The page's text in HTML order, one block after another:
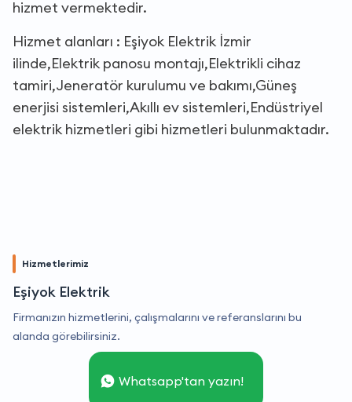
hizmet vermektedir.
Hizmet alanları : Eşiyok Elektrik İzmir
ilinde,Elektrik panosu montajı,Elektrikli cihaz
tamiri,Jeneratör kurulumu ve bakımı,Güneş
enerjisi sistemleri,Akıllı ev sistemleri,Endüstriyel
elektrik hizmetleri gibi hizmetleri bulunmaktadır.
Hizmetlerimiz
Eşiyok Elektrik
Firmanızın hizmetlerini, çalışmalarını ve referanslarını bu
alanda görebilirsiniz.
Whatsapp'tan yazın!